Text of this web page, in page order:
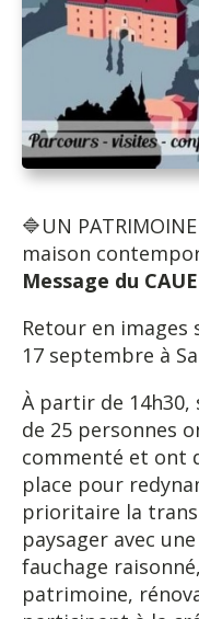
🔷UN
maison
Message du
Retour en
17 septembre à
À partir de 14h30,
de 25 personnes
commenté et ont
place pour
prioritaire la
paysager avec
fauchage
patrimoine,